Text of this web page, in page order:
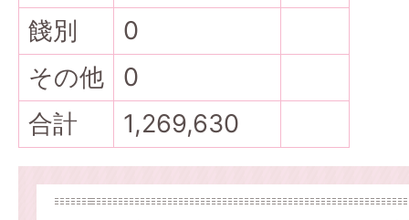
餞別
0
その他
0
合計
1,269,630